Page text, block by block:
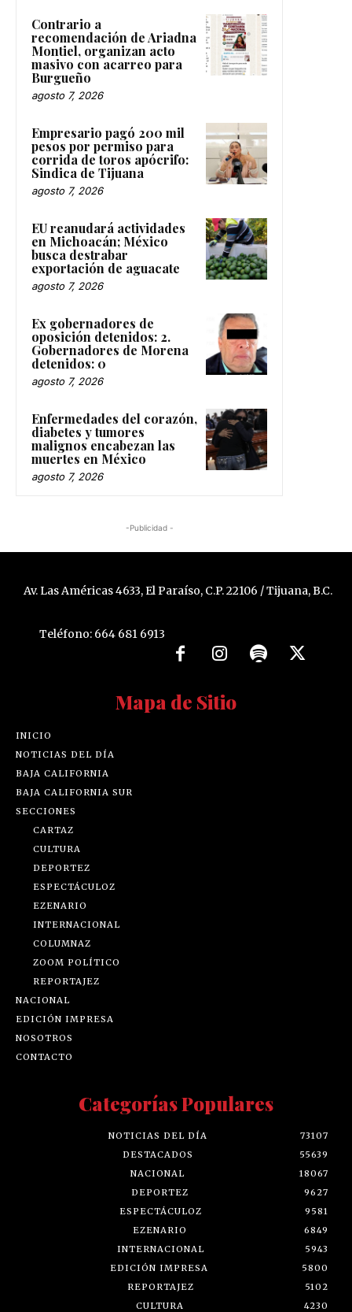
Contrario a
recomendación de Ariadna
Montiel, organizan acto
masivo con acarreo para
Burgueño
agosto 7, 2026
Empresario pagó 200 mil
pesos por permiso para
corrida de toros apócrifo:
Sindica de Tijuana
agosto 7, 2026
EU reanudará actividades
en Michoacán; México
busca destrabar
exportación de aguacate
agosto 7, 2026
Ex gobernadores de
oposición detenidos: 2.
Gobernadores de Morena
detenidos: 0
agosto 7, 2026
Enfermedades del corazón,
diabetes y tumores
malignos encabezan las
muertes en México
agosto 7, 2026
-Publicidad -
Av. Las Américas 4633, El Paraíso, C.P. 22106 / Tijuana, B.C.
Teléfono: 664 681 6913
Mapa de Sitio
INICIO
NOTICIAS DEL DÍA
BAJA CALIFORNIA
BAJA CALIFORNIA SUR
SECCIONES
CARTAZ
CULTURA
DEPORTEZ
ESPECTÁCULOZ
EZENARIO
INTERNACIONAL
COLUMNAZ
ZOOM POLÍTICO
REPORTAJEZ
NACIONAL
EDICIÓN IMPRESA
NOSOTROS
CONTACTO
Categorías Populares
NOTICIAS DEL DÍA
73107
DESTACADOS
55639
NACIONAL
18067
DEPORTEZ
9627
ESPECTÁCULOZ
9581
EZENARIO
6849
INTERNACIONAL
5943
EDICIÓN IMPRESA
5800
REPORTAJEZ
5102
CULTURA
4230